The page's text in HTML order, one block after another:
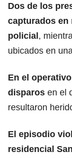
Dos de los
capturados en
policial,
ubicados en
En el
disparos en el
resultaron
El episodio
residencial